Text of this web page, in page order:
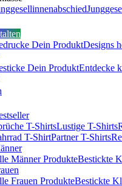
Dein ProduktDesigns
Dein ProduktEntdecke
T-ShirtsLustige T-Shirts
T-ShirtPartner T-Shirts
Männer ProdukteBestickte
Frauen ProdukteBestickte